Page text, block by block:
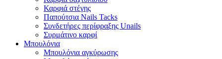
Καρφιά στέγης
Παπούτσια Nails Tacks
Συνδετήρες περίφραξης Unails
Συρμάτινο καρφί
Μπουλόνια
Μπουλόνια αγκύρωσης